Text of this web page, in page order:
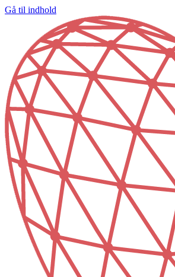
Gå til indhold